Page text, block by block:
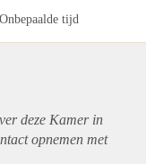
Onbepaalde tijd
deze Kamer in
opnemen met